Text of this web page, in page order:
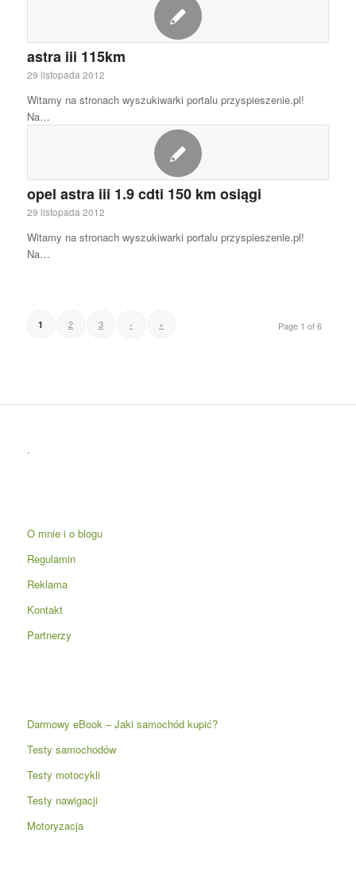
astra iii 115km
29 listopada 2012
Witamy na stronach wyszukiwarki portalu przyspieszenie.pl!
Na…
opel astra iii 1.9 cdti 150 km osiągi
29 listopada 2012
Witamy na stronach wyszukiwarki portalu przyspieszenie.pl!
Na…
Page 1 of 6
1 2 3 › »
.
O mnie i o blogu
Regulamin
Reklama
Kontakt
Partnerzy
Darmowy eBook – Jaki samochód kupić?
Testy samochodów
Testy motocykli
Testy nawigacji
Motoryzacja